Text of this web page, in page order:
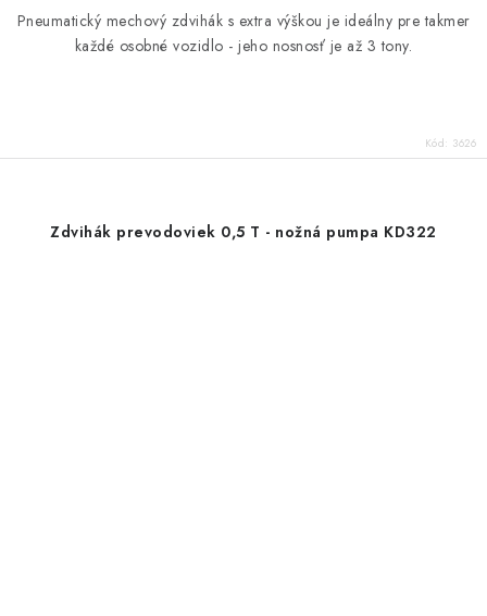
Pneumatický mechový zdvihák s extra výškou je ideálny pre takmer
každé osobné vozidlo - jeho nosnosť je až 3 tony.
Kód: 3626
Zdvihák prevodoviek 0,5 T - nožná pumpa KD322